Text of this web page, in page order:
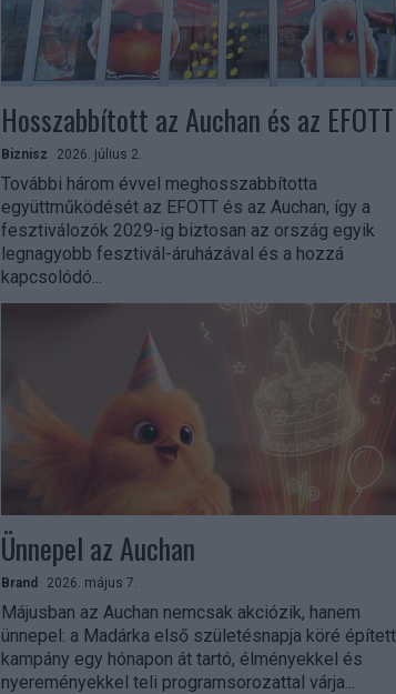
Hosszabbított az Auchan és az EFOTT
Biznisz 2026. július 2.
További három évvel meghosszabbította
együttműködését az EFOTT és az Auchan, így a
fesztiválozók 2029-ig biztosan az ország egyik
legnagyobb fesztivál-áruházával és a hozzá
kapcsolódó...
Ünnepel az Auchan
Brand 2026. május 7.
Májusban az Auchan nemcsak akciózik, hanem
ünnepel: a Madárka első születésnapja köré épített
kampány egy hónapon át tartó, élményekkel és
nyereményekkel teli programsorozattal várja...